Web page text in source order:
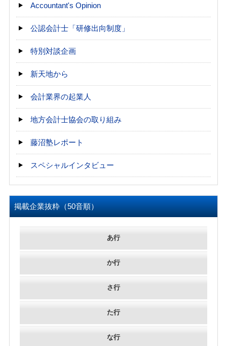
Accountant's Opinion
公認会計士「研修出向制度」
特別対談企画
新天地から
会計業界の起業人
地方会計士協会の取り組み
藤沼塾レポート
スペシャルインタビュー
掲載企業抜粋（50音順）
あ行
か行
さ行
た行
な行